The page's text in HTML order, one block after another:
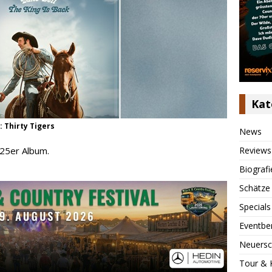
Thirty Tigers
Album.
News
Reviews
Specials
Tour &